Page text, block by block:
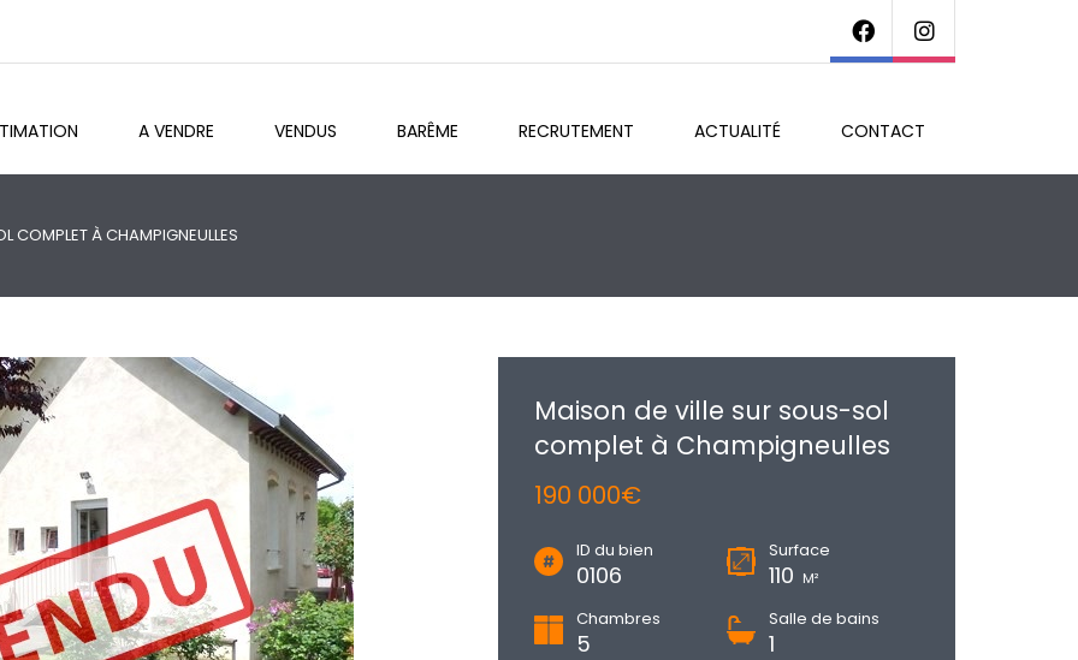
A VENDRE VENDUS BARÊME RECRUTEMENT ACTUALITÉ CONTACT
COMPLET À CHAMPIGNEULLES
Maison de ville sur sous-sol
complet à Champigneulles
190 000€
ID du bien
0106
Surface
110 M²
Chambres
5
Salle de bains
1